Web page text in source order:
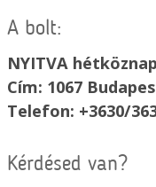
A bolt:
NYITVA
Cím: 1067
Telefon: +3630/
Kérdésed van?